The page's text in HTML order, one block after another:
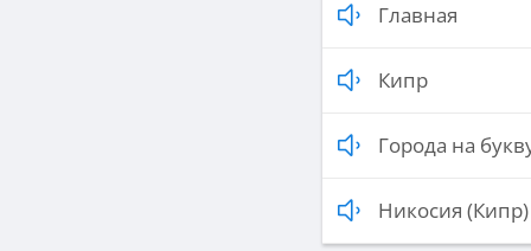
Главная
Кипр
Города на
Никосия (Кипр)